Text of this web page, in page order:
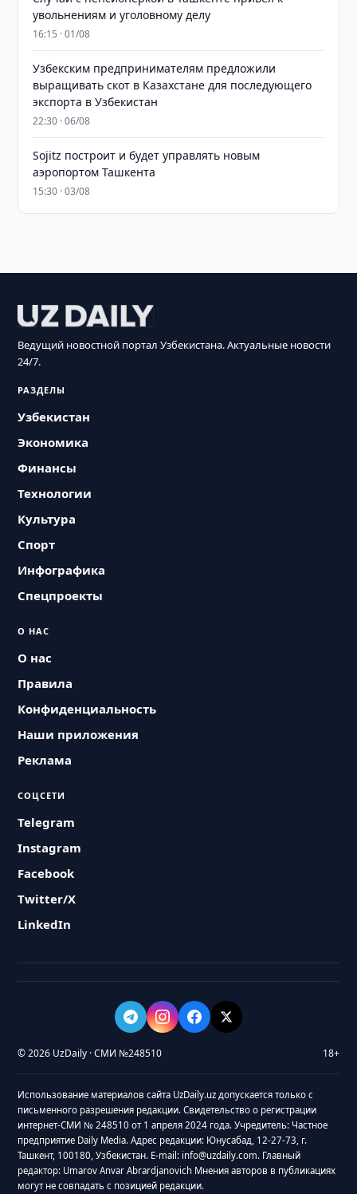
увольнениям и уголовному делу
16:15 · 01/08
Узбекским предпринимателям предложили
выращивать скот в Казахстане для последующего
экспорта в Узбекистан
22:30 · 06/08
Sojitz построит и будет управлять новым
аэропортом Ташкента
15:30 · 03/08
Ведущий новостной портал Узбекистана. Актуальные новости
24/7.
РАЗДЕЛЫ
Узбекистан
Экономика
Финансы
Технологии
Культура
Спорт
Инфографика
Спецпроекты
О НАС
О нас
Правила
Конфиденциальность
Наши приложения
Реклама
СОЦСЕТИ
Telegram
Instagram
Facebook
Twitter/X
LinkedIn
© 2026 UzDaily · СМИ №248510 18+
Использование материалов сайта UzDaily.uz допускается только с
письменного разрешения редакции. Свидетельство о регистрации
интернет-СМИ № 248510 от 1 апреля 2024 года. Учредитель: Частное
предприятие Daily Media. Адрес редакции: Юнусабад, 12-27-73, г.
Ташкент, 100180, Узбекистан. E-mail: info@uzdaily.com. Главный
редактор: Umarov Anvar Abrardjanovich Мнения авторов в публикациях
могут не совпадать с позицией редакции.